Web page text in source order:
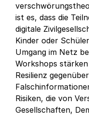
ist es, dass die
digitale
Kinder oder
Umgang im Netz
Workshops
Resilienz gegenüber
Risiken, die von
Gesellschaften,